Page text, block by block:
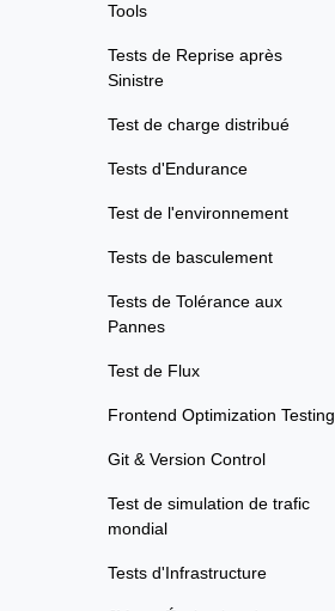
Tools
Tests de Reprise après
Sinistre
Test de charge distribué
Tests d'Endurance
Test de l'environnement
Tests de basculement
Tests de Tolérance aux
Pannes
Test de Flux
Frontend Optimization Testing
Git & Version Control
Test de simulation de trafic
mondial
Tests d'Infrastructure